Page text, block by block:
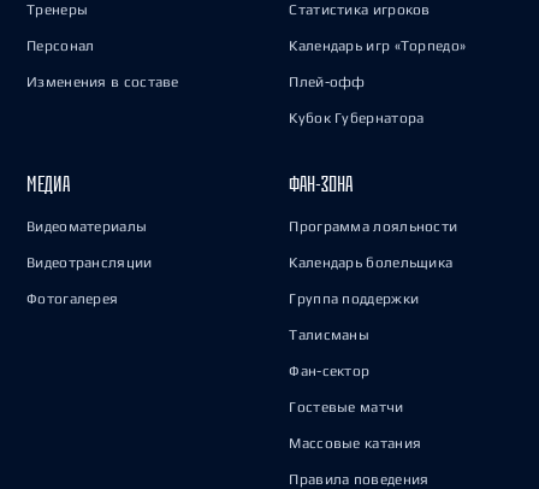
Тренеры
Персонал
Изменения в составе
Статистика игроков
Календарь игр «Торпедо»
Плей-офф
Кубок Губернатора
МЕДИА
Видеоматериалы
Видеотрансляции
Фотогалерея
ФАН-ЗОНА
Программа лояльности
Календарь болельщика
Группа поддержки
Талисманы
Фан-сектор
Гостевые матчи
Массовые катания
Правила поведения